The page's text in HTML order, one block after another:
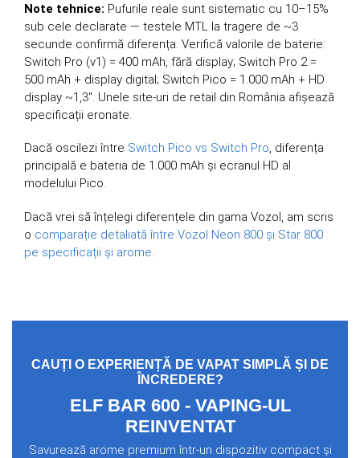
Note tehnice: Pufurile reale sunt sistematic cu 10–15%
sub cele declarate — testele MTL la tragere de ~3
secunde confirmă diferența. Verifică valorile de baterie:
Switch Pro (v1) = 400 mAh, fără display; Switch Pro 2 =
500 mAh + display digital; Switch Pico = 1.000 mAh + HD
display ~1,3″. Unele site-uri de retail din România afișează
specificații eronate.
Dacă oscilezi între Switch Pico vs Switch Pro, diferența
principală e bateria de 1.000 mAh și ecranul HD al
modelului Pico.
Dacă vrei să înțelegi diferențele din gama Vozol, am scris
o comparație detaliată între Vozol Neon 800 și Star 800
pe specificații și arome
CAUȚI O EXPERIENȚĂ DE VAPAT SIMPLĂ ȘI DE
ÎNCREDERE?
ELF BAR 600 - VAPING-UL
REINVENTAT
Savurează arome premium într-un dispozitiv compact și